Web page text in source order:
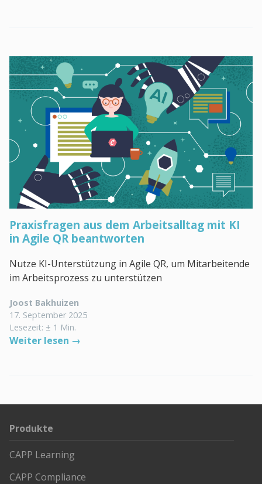
Praxisfragen aus dem Arbeitsalltag mit KI
in Agile QR beantworten
Nutze KI-Unterstützung in Agile QR, um Mitarbeitende
im Arbeitsprozess zu unterstützen
Joost Bakhuizen
17. September 2025
Lesezeit: ± 1 Min.
Weiter lesen →
Produkte
CAPP Learning
CAPP Compliance